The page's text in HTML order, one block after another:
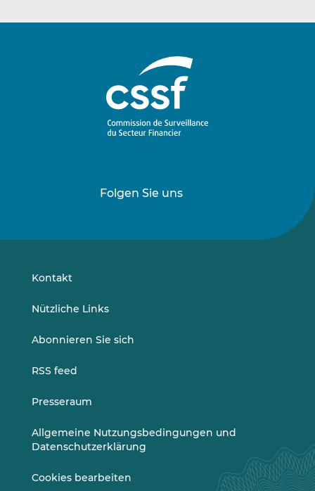
Folgen Sie uns
uns
uns
Kontakt
Nützliche Links
Abonnieren Sie sich
RSS feed
Presseraum
Allgemeine Nutzungsbedingungen und
Datenschutzerklärung
Cookies bearbeiten